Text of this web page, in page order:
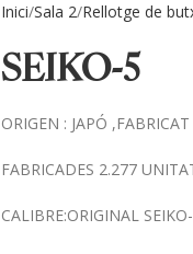
Inici Sala 2 Rellotge de
SEIKO-5
ORIGEN : JAPÓ
FABRICADES 2.277
CALIBRE:ORIGINAL